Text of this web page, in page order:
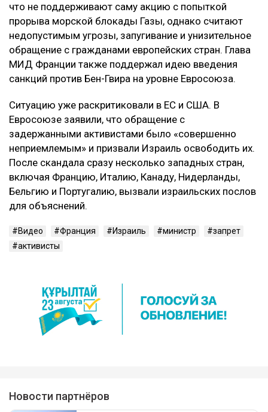
что не поддерживают саму акцию с попыткой
прорыва морской блокады Газы, однако считают
недопустимым угрозы, запугивание и унизительное
обращение с гражданами европейских стран. Глава
МИД Франции также поддержал идею введения
санкций против Бен-Гвира на уровне Евросоюза.
Ситуацию уже раскритиковали в ЕС и США. В
Евросоюзе заявили, что обращение с
задержанными активистами было «совершенно
неприемлемым» и призвали Израиль освободить их.
После скандала сразу несколько западных стран,
включая Францию, Италию, Канаду, Нидерланды,
Бельгию и Португалию, вызвали израильских послов
для объяснений.
Видео Франция Израиль министр
запрет
активисты